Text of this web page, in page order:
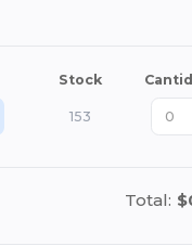
Stock
153
Total: